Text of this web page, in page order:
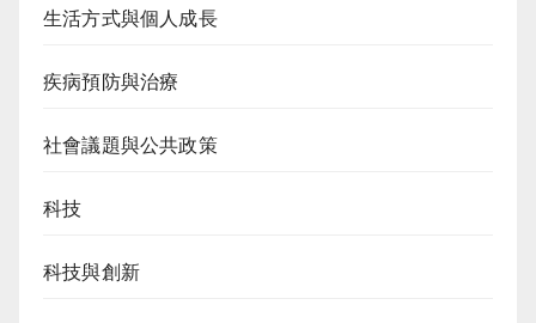
生活方式與個人成長
疾病預防與治療
社會議題與公共政策
科技
科技與創新